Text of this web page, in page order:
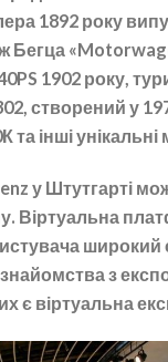
1892 року
Бегца
1902 року,
створений у
інші унікальні
у Штутгарті
Віртуальна
широкий
з
є віртуальна